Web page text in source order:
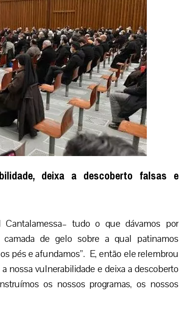
deixa a descoberto falsas e
tudo o que dávamos por
de gelo sobre a qual patinamos
pés e afundamos”. E, então ele relembrou
nossa vulnerabilidade e deixa a descoberto
os nossos programas, os nossos